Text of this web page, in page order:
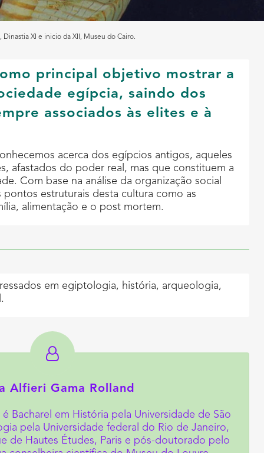
XI e inicio da XII, Museu do Cairo.
principal objetivo mostrar a
egípcia, saindo dos
associados às elites e à
acerca dos egípcios antigos, aqueles
afastados do poder real, mas que constituem a
Com base na análise da organização social
estruturais desta cultura como as
alimentação e o post mortem.
em egiptologia, história, arqueologia,
Alfieri Gama Rolland
Bacharel em História pela Universidade de São
pela Universidade federal do Rio de Janeiro,
de Hautes Études, Paris e pós-doutorado pelo